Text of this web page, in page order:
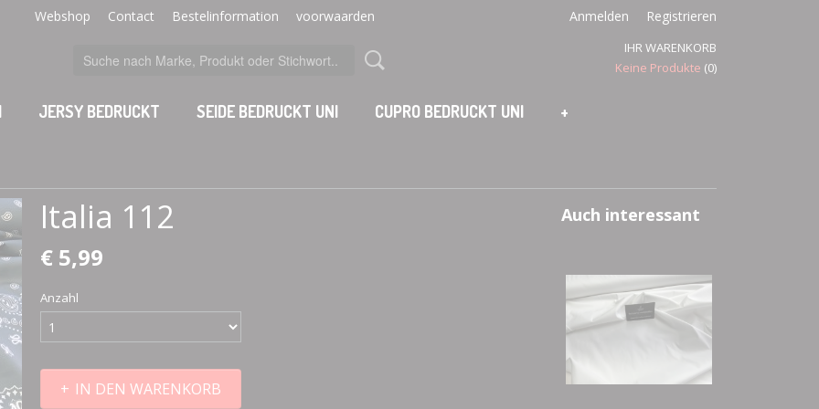
Webshop Contact Bestelinformation voorwaarden Anmelden Registrieren
IHR WARENKORB
Keine Produkte (0)
JERSY BEDRUCKT SEIDE BEDRUCKT UNI CUPRO BEDRUCKT UNI +
Italia 112
€ 5,99
Anzahl
IN DEN WARENKORB
Auch interessant